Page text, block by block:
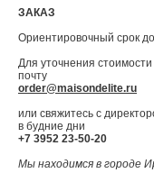
ЗАКАЗ
Ориентировочный срок
Для уточнения
почту
order@maisondelite.ru
или свяжитесь с
в будние дни
+7 3952 23-50-20
Мы находимся в городе